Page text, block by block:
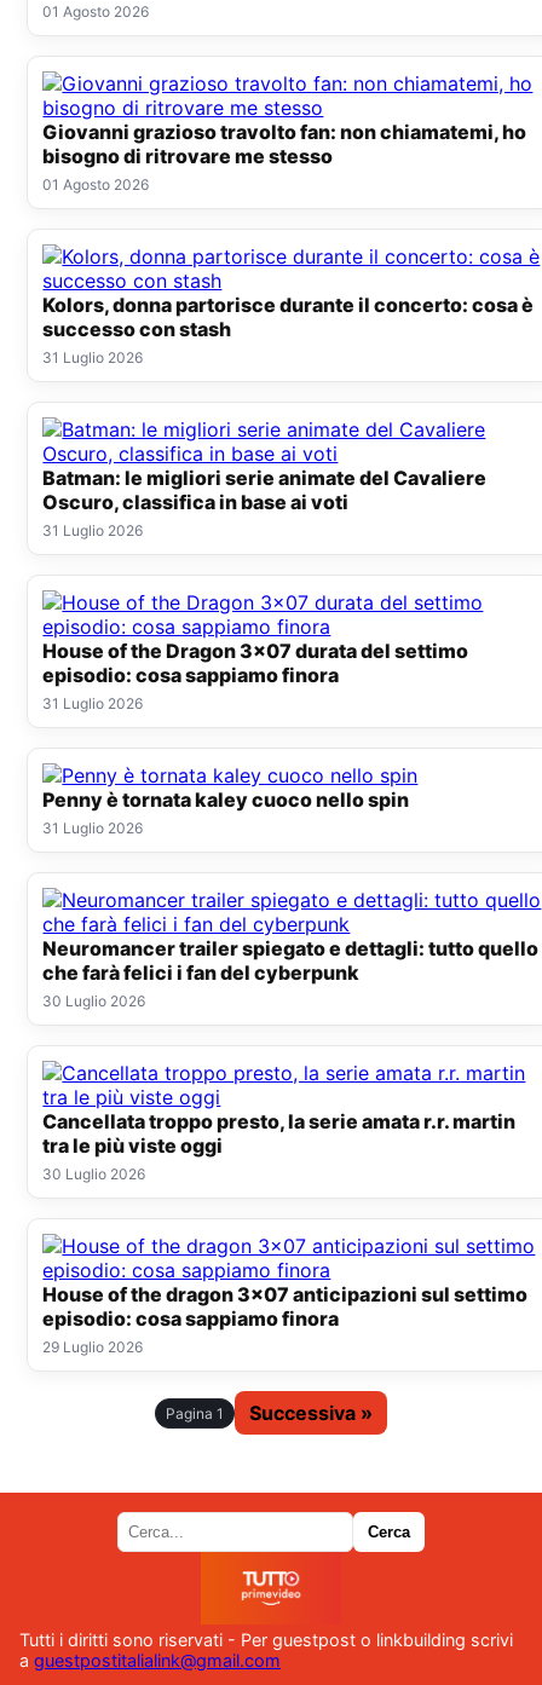
01 Agosto 2026
Giovanni grazioso travolto fan: non chiamatemi, ho
bisogno di ritrovare me stesso
01 Agosto 2026
Kolors, donna partorisce durante il concerto: cosa è
successo con stash
31 Luglio 2026
Batman: le migliori serie animate del Cavaliere
Oscuro, classifica in base ai voti
31 Luglio 2026
House of the Dragon 3x07 durata del settimo
episodio: cosa sappiamo finora
31 Luglio 2026
Penny è tornata kaley cuoco nello spin
31 Luglio 2026
Neuromancer trailer spiegato e dettagli: tutto quello
che farà felici i fan del cyberpunk
30 Luglio 2026
Cancellata troppo presto, la serie amata r.r. martin
tra le più viste oggi
30 Luglio 2026
House of the dragon 3x07 anticipazioni sul settimo
episodio: cosa sappiamo finora
29 Luglio 2026
Pagina 1 Successiva »
Tutti i diritti sono riservati - Per guestpost o linkbuilding scrivi
a guestpostitalialink@gmail.com